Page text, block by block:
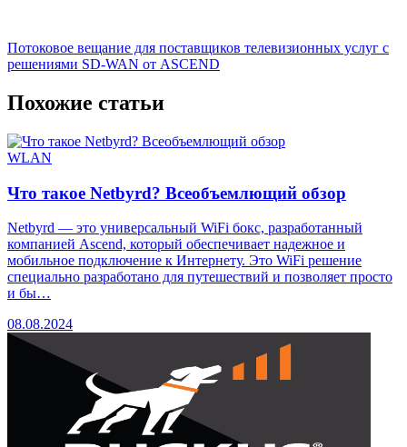
Потоковое вещание для поставщиков телевизионных услуг с
решениями SD-WAN от ASCEND
Похожие статьи
WLAN
Что такое Netbyrd? Всеобъемлющий обзор
Netbyrd — это универсальный WiFi бокс, разработанный
компанией Ascend, который обеспечивает надежное и
мобильное подключение к Интернету. Это WiFi решение
специально разработано для путешествий и позволяет просто
и бы…
08.08.2024